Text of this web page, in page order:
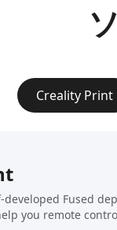
Creality Print
Fused
you remote